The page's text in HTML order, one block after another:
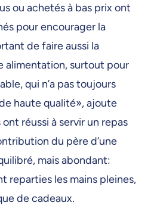
ou achetés à bas prix ont
pour encourager la
de faire aussi la
alimentation, surtout pour
qui n’a pas toujours
haute qualité», ajoute
réussi à servir un repas
du père d’une
mais abondant:
reparties les mains pleines,
de cadeaux.